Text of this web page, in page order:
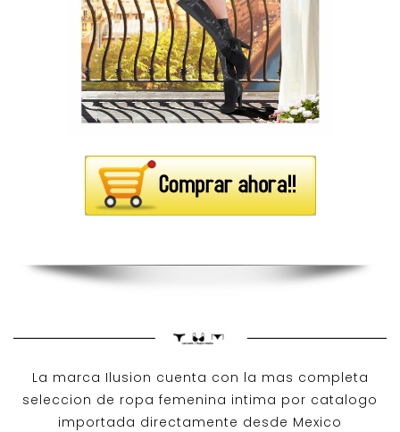
La marca Ilusion cuenta con la mas completa
seleccion de ropa femenina intima por catalogo
importada directamente desde Mexico